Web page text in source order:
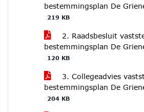
bestemmingsplan De
219 KB
2. Raadsbesluit
bestemmingsplan De
120 KB
3. Collegeadvies
bestemmingsplan De
204 KB